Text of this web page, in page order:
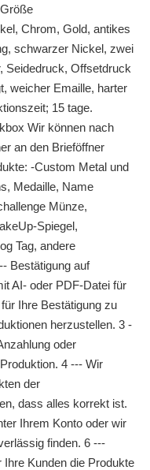
Chrom, Gold, antikes
schwarzer Nickel, zwei
Seidedruck, Offsetdruck
weicher Emaille, harter
15 tage.
Wir können nach
an den Brieföffner
-Custom Metal und
Medaille, Name
Münze,
Spiegel,
Tag, andere
Bestätigung auf
AI- oder PDF-Datei für
Ihre Bestätigung zu
herzustellen. 3 -
oder
4 --- Wir
der
dass alles korrekt ist.
Ihrem Konto oder wir
finden. 6 ---
Kunden die Produkte